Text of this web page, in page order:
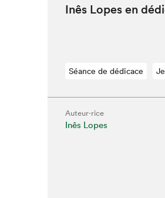
Inês Lopes en
Séance de dédicace
Auteur·rice
Inês Lopes